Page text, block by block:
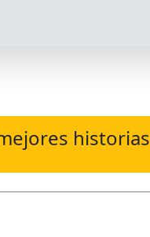
historias